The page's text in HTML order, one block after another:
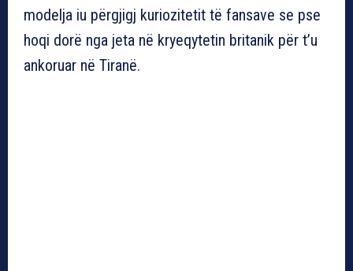
modelja iu përgjigj kuriozitetit të fansave se pse
hoqi dorë nga jeta në kryeqytetin britanik për t’u
ankoruar në Tiranë.